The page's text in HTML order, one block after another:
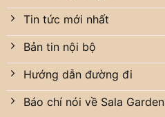
Tin tức mới nhất
Bản tin nội bộ
Hướng dẫn đường đi
Báo chí nói về Sala Garden